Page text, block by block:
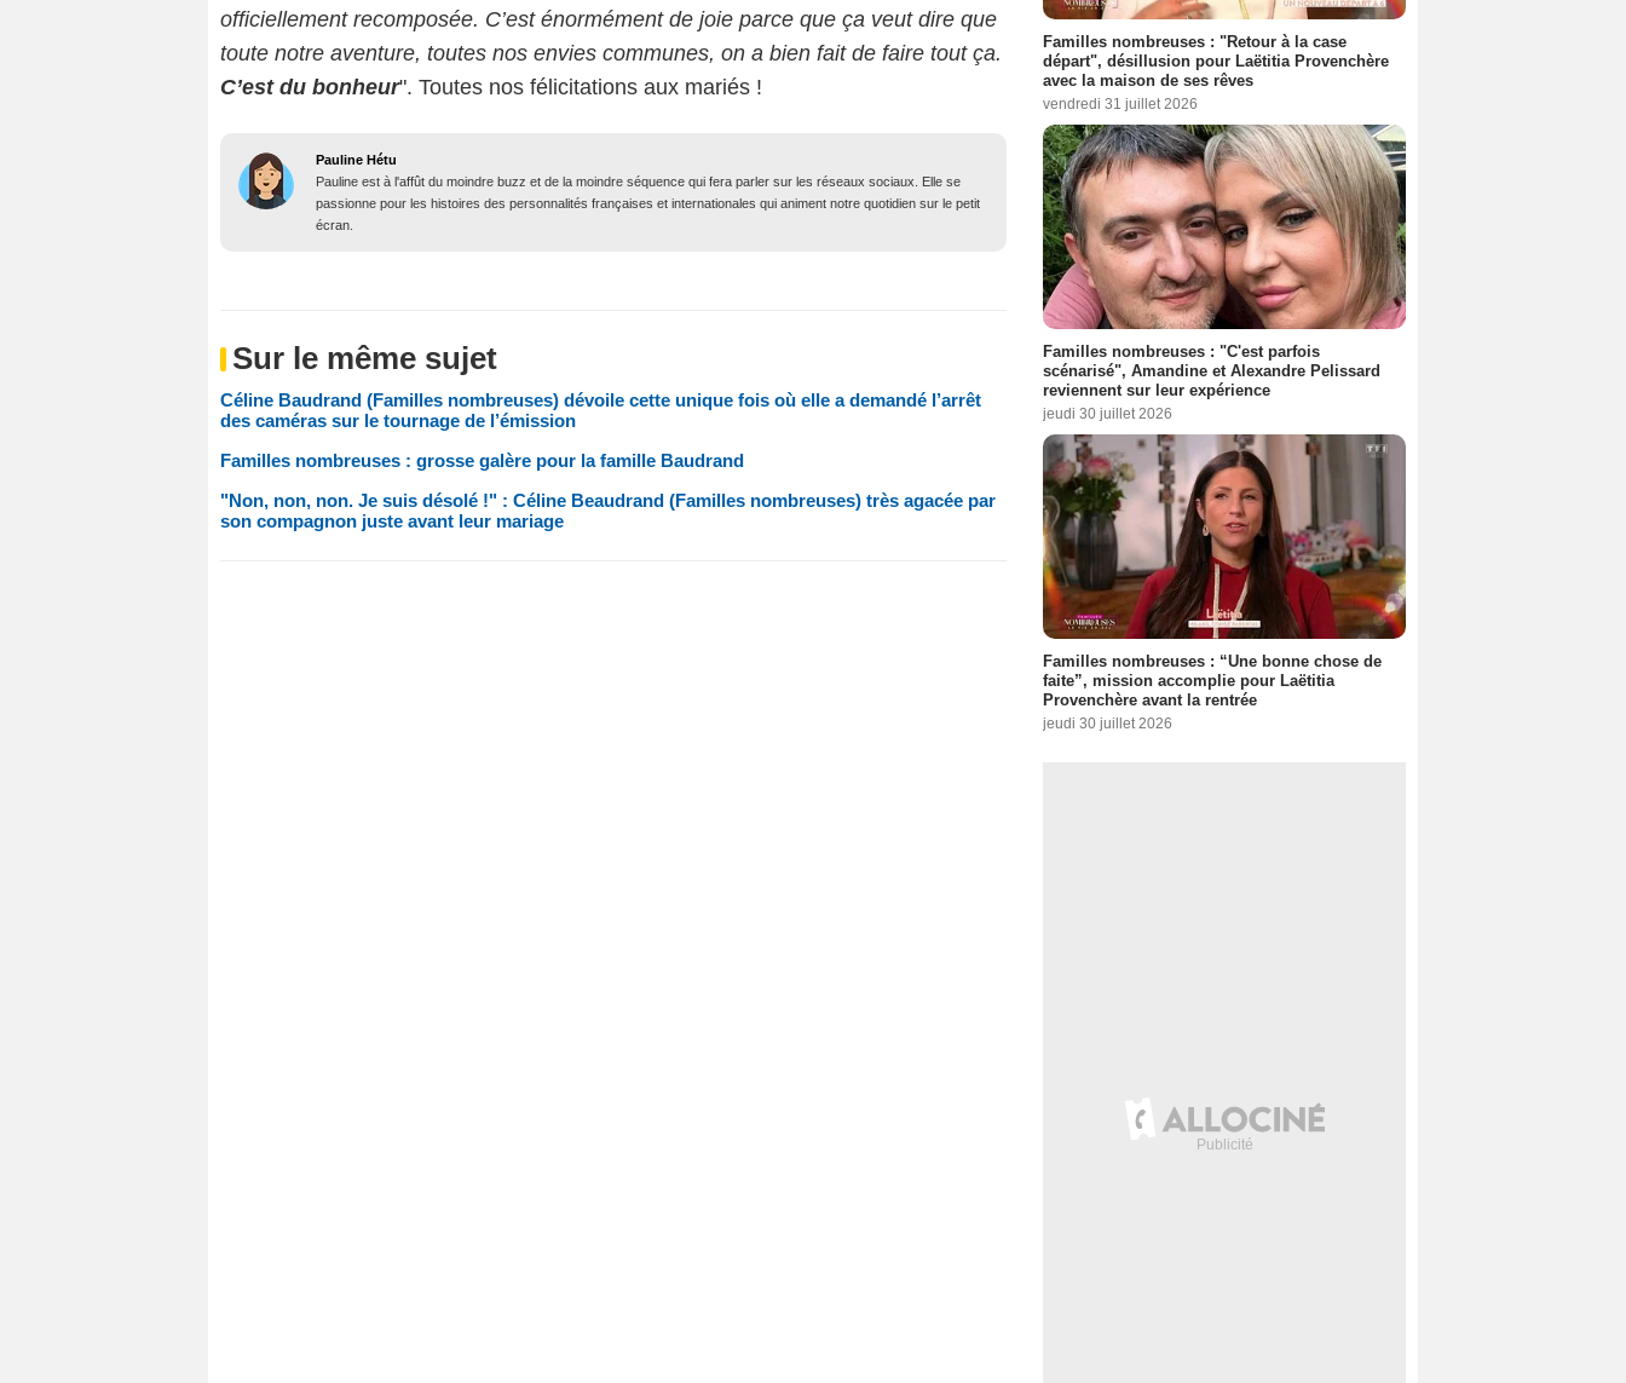
officiellement recomposée. C’est énormément de joie parce que ça veut dire que
toute notre aventure, toutes nos envies communes, on a bien fait de faire tout ça.
C’est du bonheur". Toutes nos félicitations aux mariés !
Pauline Hétu
Pauline est à l'affût du moindre buzz et de la moindre séquence qui fera parler sur les réseaux sociaux. Elle se
passionne pour les histoires des personnalités françaises et internationales qui animent notre quotidien sur le petit
écran.
Sur le même sujet
Céline Baudrand (Familles nombreuses) dévoile cette unique fois où elle a demandé l’arrêt
des caméras sur le tournage de l’émission
Familles nombreuses : grosse galère pour la famille Baudrand
"Non, non, non. Je suis désolé !" : Céline Beaudrand (Familles nombreuses) très agacée par
son compagnon juste avant leur mariage
Familles nombreuses : "Retour à la case
départ", désillusion pour Laëtitia Provenchère
avec la maison de ses rêves
vendredi 31 juillet 2026
Familles nombreuses : "C'est parfois
scénarisé", Amandine et Alexandre Pelissard
reviennent sur leur expérience
jeudi 30 juillet 2026
Familles nombreuses : “Une bonne chose de
faite”, mission accomplie pour Laëtitia
Provenchère avant la rentrée
jeudi 30 juillet 2026